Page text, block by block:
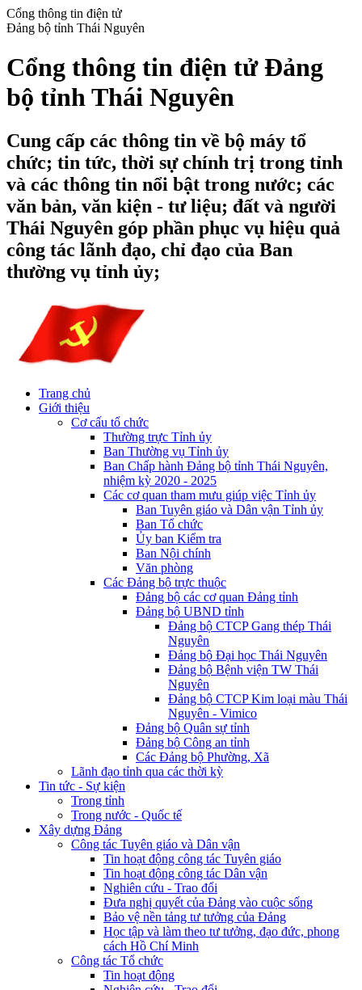
Cổng thông tin điện tử
Đảng bộ tỉnh Thái Nguyên
Cổng thông tin điện tử Đảng
bộ tỉnh Thái Nguyên
Cung cấp các thông tin về bộ máy tổ
chức; tin tức, thời sự chính trị trong tỉnh
và các thông tin nổi bật trong nước; các
văn bản, văn kiện - tư liệu; đất và người
Thái Nguyên góp phần phục vụ hiệu quả
công tác lãnh đạo, chỉ đạo của Ban
thường vụ tỉnh ủy;
Trang chủ
Giới thiệu
Cơ cấu tổ chức
Thường trực Tỉnh ủy
Ban Thường vụ Tỉnh ủy
Ban Chấp hành Đảng bộ tỉnh Thái Nguyên,
nhiệm kỳ 2020 - 2025
Các cơ quan tham mưu giúp việc Tỉnh ủy
Ban Tuyên giáo và Dân vận Tỉnh ủy
Ban Tổ chức
Ủy ban Kiểm tra
Ban Nội chính
Văn phòng
Các Đảng bộ trực thuộc
Đảng bộ các cơ quan Đảng tỉnh
Đảng bộ UBND tỉnh
Đảng bộ CTCP Gang thép Thái
Nguyên
Đảng bộ Đại học Thái Nguyên
Đảng bộ Bệnh viện TW Thái
Nguyên
Đảng bộ CTCP Kim loại màu Thái
Nguyên - Vimico
Đảng bộ Quân sự tỉnh
Đảng bộ Công an tỉnh
Các Đảng bộ Phường, Xã
Lãnh đạo tỉnh qua các thời kỳ
Tin tức - Sự kiện
Trong tỉnh
Trong nước - Quốc tế
Xây dựng Đảng
Công tác Tuyên giáo và Dân vận
Tin hoạt động công tác Tuyên giáo
Tin hoạt động công tác Dân vận
Nghiên cứu - Trao đổi
Đưa nghị quyết của Đảng vào cuộc sống
Bảo vệ nền tảng tư tưởng của Đảng
Học tập và làm theo tư tưởng, đạo đức, phong
cách Hồ Chí Minh
Công tác Tổ chức
Tin hoạt động